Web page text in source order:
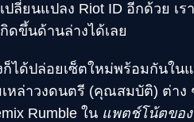
ปลี่ยนแปลง Riot ID อีกด้วย
ดขึ้นด้านล่างได้เลย
ก็ได้ปล่อยเซ็ตใหม่พร้อมกันใ
หล่าวงดนตรี (คุณสมบัติ) ต่า
Rumble ใน แพตช์โน้ตของ